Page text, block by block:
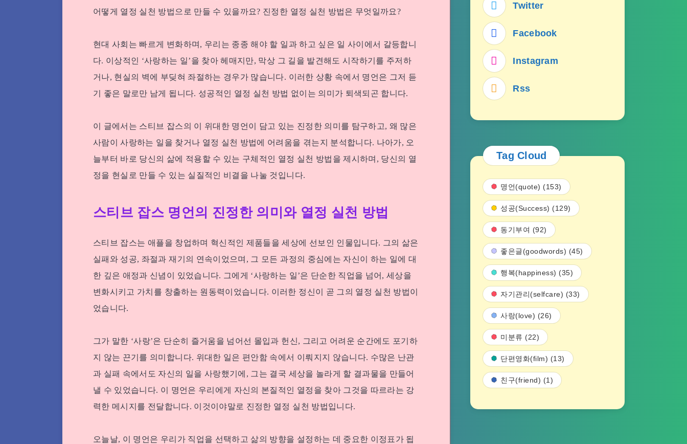
어떻게 열정 실천 방법으로 만들 수 있을까요? 진정한 열정 실천 방법은 무엇일까요?
현대 사회는 빠르게 변화하며, 우리는 종종 해야 할 일과 하고 싶은 일 사이에서 갈등합니
다. 이상적인 ‘사랑하는 일’을 찾아 헤매지만, 막상 그 길을 발견해도 시작하기를 주저하
거나, 현실의 벽에 부딪혀 좌절하는 경우가 많습니다. 이러한 상황 속에서 명언은 그저 듣
기 좋은 말로만 남게 됩니다. 성공적인 열정 실천 방법 없이는 의미가 퇴색되곤 합니다.
이 글에서는 스티브 잡스의 이 위대한 명언이 담고 있는 진정한 의미를 탐구하고, 왜 많은
사람이 사랑하는 일을 찾거나 열정 실천 방법에 어려움을 겪는지 분석합니다. 나아가, 오
늘부터 바로 당신의 삶에 적용할 수 있는 구체적인 열정 실천 방법을 제시하며, 당신의 열
정을 현실로 만들 수 있는 실질적인 비결을 나눌 것입니다.
스티브 잡스 명언의 진정한 의미와 열정 실천 방법
스티브 잡스는 애플을 창업하며 혁신적인 제품들을 세상에 선보인 인물입니다. 그의 삶은
실패와 성공, 좌절과 재기의 연속이었으며, 그 모든 과정의 중심에는 자신이 하는 일에 대
한 깊은 애정과 신념이 있었습니다. 그에게 ‘사랑하는 일’은 단순한 직업을 넘어, 세상을
변화시키고 가치를 창출하는 원동력이었습니다. 이러한 정신이 곧 그의 열정 실천 방법이
었습니다.
그가 말한 ‘사랑’은 단순히 즐거움을 넘어선 몰입과 헌신, 그리고 어려운 순간에도 포기하
지 않는 끈기를 의미합니다. 위대한 일은 편안함 속에서 이뤄지지 않습니다. 수많은 난관
과 실패 속에서도 자신의 일을 사랑했기에, 그는 결국 세상을 놀라게 할 결과물을 만들어
낼 수 있었습니다. 이 명언은 우리에게 자신의 본질적인 열정을 찾아 그것을 따르라는 강
력한 메시지를 전달합니다. 이것이야말로 진정한 열정 실천 방법입니다.
오늘날, 이 명언은 우리가 직업을 선택하고 삶의 방향을 설정하는 데 중요한 이정표가 됩
Twitter
Facebook
Instagram
Rss
Tag Cloud
명언(quote) (153)
성공(Success) (129)
동기부여 (92)
좋은글(goodwords) (45)
행복(happiness) (35)
자기관리(selfcare) (33)
사랑(love) (26)
미분류 (22)
단편영화(film) (13)
친구(friend) (1)